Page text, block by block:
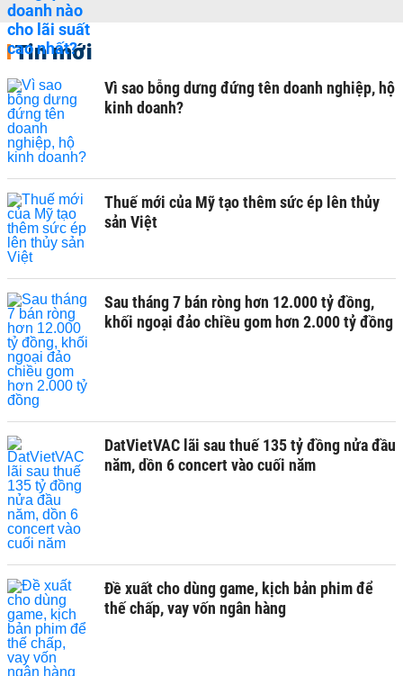
Tin mới
Vì sao bỗng dưng đứng tên doanh nghiệp, hộ
kinh doanh?
Thuế mới của Mỹ tạo thêm sức ép lên thủy
sản Việt
Sau tháng 7 bán ròng hơn 12.000 tỷ đồng,
khối ngoại đảo chiều gom hơn 2.000 tỷ đồng
DatVietVAC lãi sau thuế 135 tỷ đồng nửa đầu
năm, dồn 6 concert vào cuối năm
Đề xuất cho dùng game, kịch bản phim để
thế chấp, vay vốn ngân hàng